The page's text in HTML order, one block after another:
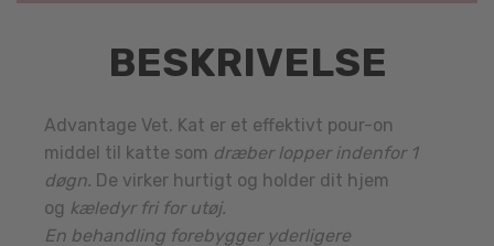
BESKRIVELSE
Advantage Vet. Kat er et effektivt pour-on
middel til katte som dræber lopper indenfor 1
døgn. De virker hurtigt og holder dit hjem
og kæledyr fri for utøj.
En behandling forebygger yderligere